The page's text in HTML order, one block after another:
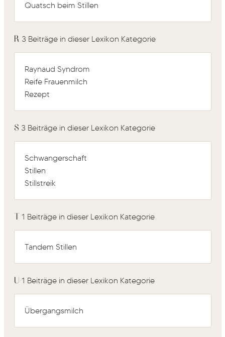
Quatsch beim Stillen
R 3 Beiträge in dieser Lexikon Kategorie
Raynaud Syndrom
Reife Frauenmilch
Rezept
S 3 Beiträge in dieser Lexikon Kategorie
Schwangerschaft
Stillen
Stillstreik
T 1 Beiträge in dieser Lexikon Kategorie
Tandem Stillen
U 1 Beiträge in dieser Lexikon Kategorie
Übergangsmilch